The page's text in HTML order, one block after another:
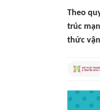
Theo
trúc
thức